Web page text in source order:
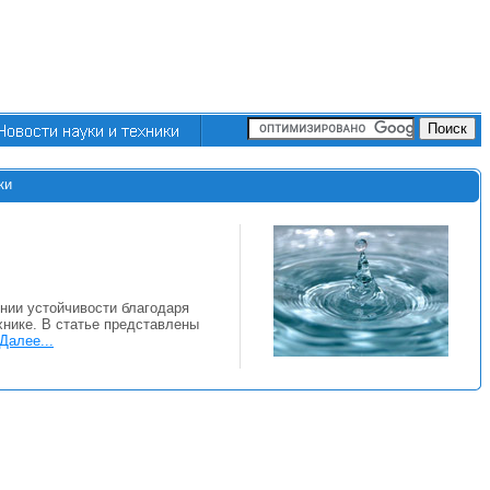
устойчивости благодаря
В статье представлены
Далее...